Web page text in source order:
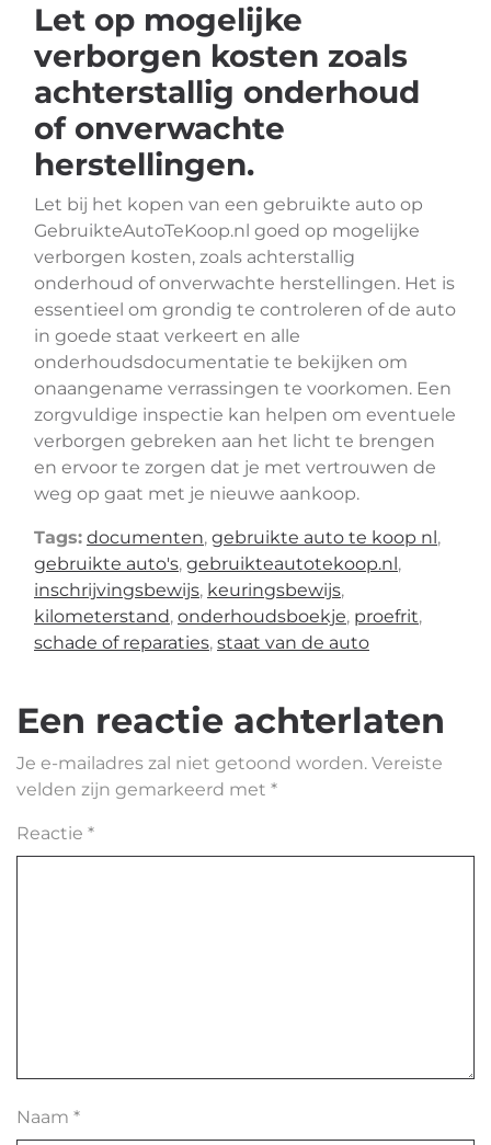
Let op mogelijke
verborgen kosten zoals
achterstallig onderhoud
of onverwachte
herstellingen.
Let bij het kopen van een gebruikte auto op
GebruikteAutoTeKoop.nl goed op mogelijke
verborgen kosten, zoals achterstallig
onderhoud of onverwachte herstellingen. Het is
essentieel om grondig te controleren of de auto
in goede staat verkeert en alle
onderhoudsdocumentatie te bekijken om
onaangename verrassingen te voorkomen. Een
zorgvuldige inspectie kan helpen om eventuele
verborgen gebreken aan het licht te brengen
en ervoor te zorgen dat je met vertrouwen de
weg op gaat met je nieuwe aankoop.
Tags: documenten, gebruikte auto te koop nl,
gebruikte auto's, gebruikteautotekoop.nl,
inschrijvingsbewijs, keuringsbewijs,
kilometerstand, onderhoudsboekje, proefrit,
schade of reparaties, staat van de auto
Een reactie achterlaten
Je e-mailadres zal niet getoond worden. Vereiste
velden zijn gemarkeerd met *
Reactie *
Naam *